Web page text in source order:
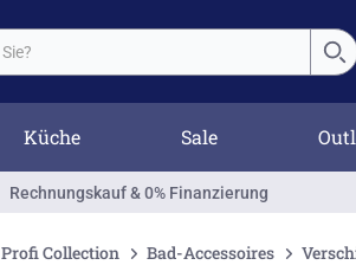
Küche Sale
Rechnungskauf & 0% Finanzierung
Collection Bad-Accessoires